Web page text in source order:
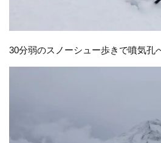
30分弱のスノーシュー歩きで噴気孔